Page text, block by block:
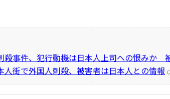
殺事件、犯行動機は日本人上司への恨みか
人街で外国人刺殺、被害者は日本人との情報